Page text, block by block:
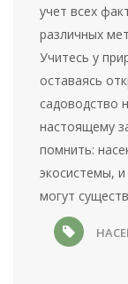
учет всех
различных
Учитесь у
оставаясь
садоводство
настоящему
помнить:
экосистемы,
могут